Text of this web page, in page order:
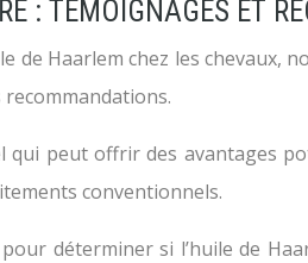
: TÉMOIGNAGES ET
de Haarlem chez les
qui peut offrir des avantages
conventionnels.
déterminer si l’huile de